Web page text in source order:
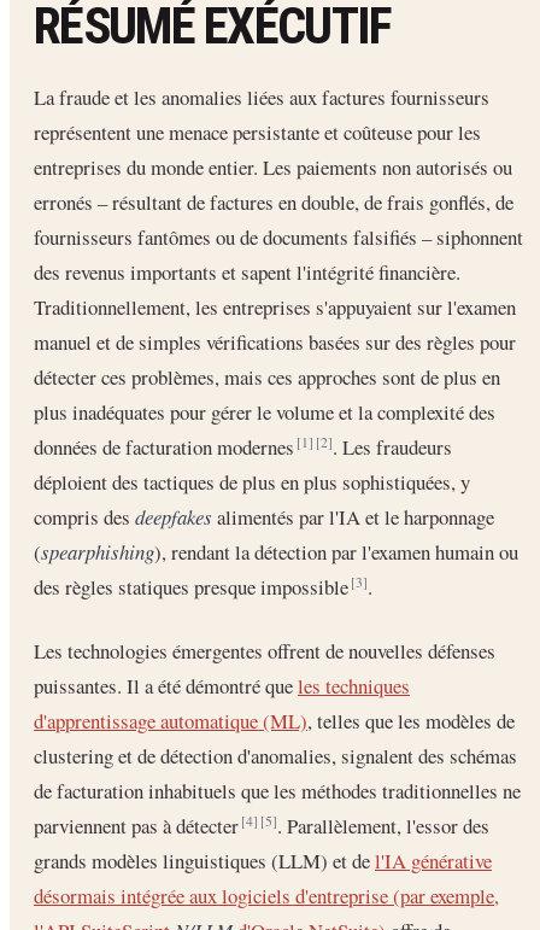
RÉSUMÉ EXÉCUTIF
La fraude et les anomalies liées aux factures fournisseurs
représentent une menace persistante et coûteuse pour les
entreprises du monde entier. Les paiements non autorisés ou
erronés – résultant de factures en double, de frais gonflés, de
fournisseurs fantômes ou de documents falsifiés – siphonnent
des revenus importants et sapent l'intégrité financière.
Traditionnellement, les entreprises s'appuyaient sur l'examen
manuel et de simples vérifications basées sur des règles pour
détecter ces problèmes, mais ces approches sont de plus en
plus inadéquates pour gérer le volume et la complexité des
données de facturation modernes[1] [2]. Les fraudeurs
déploient des tactiques de plus en plus sophistiquées, y
compris des deepfakes alimentés par l'IA et le harponnage
(spearphishing), rendant la détection par l'examen humain ou
des règles statiques presque impossible[3].
Les technologies émergentes offrent de nouvelles défenses
puissantes. Il a été démontré queles techniques
d'apprentissage automatique (ML), telles que les modèles de
clustering et de détection d'anomalies, signalent des schémas
de facturation inhabituels que les méthodes traditionnelles ne
parviennent pas à détecter[4] [5]. Parallèlement, l'essor des
grands modèles linguistiques (LLM) et del'IA générative
désormais intégrée aux logiciels d'entreprise (par exemple,